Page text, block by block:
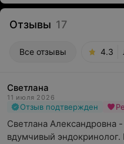
Отзывы 17
Все отзывы 4.3
Светлана
11 июля 2026
Отзыв подтвержден
Светлана Александровна
вдумчивый эндокринолог.